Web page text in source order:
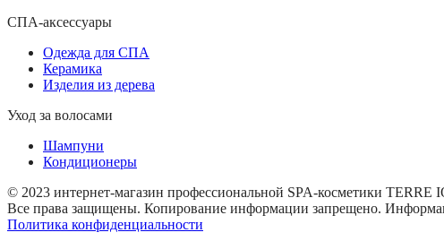
СПА-аксессуары
Одежда для СПА
Керамика
Изделия из дерева
Уход за волосами
Шампуни
Кондиционеры
© 2023 интернет-магазин профессиональной SPA-косметики TERRE
Все права защищены. Копирование информации запрещено.
Политика конфиденциальности